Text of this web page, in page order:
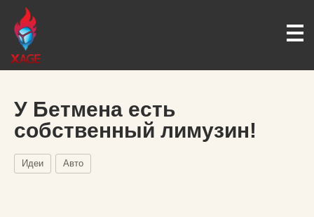
У Бетмена есть
собственный лимузин!
Идеи Авто